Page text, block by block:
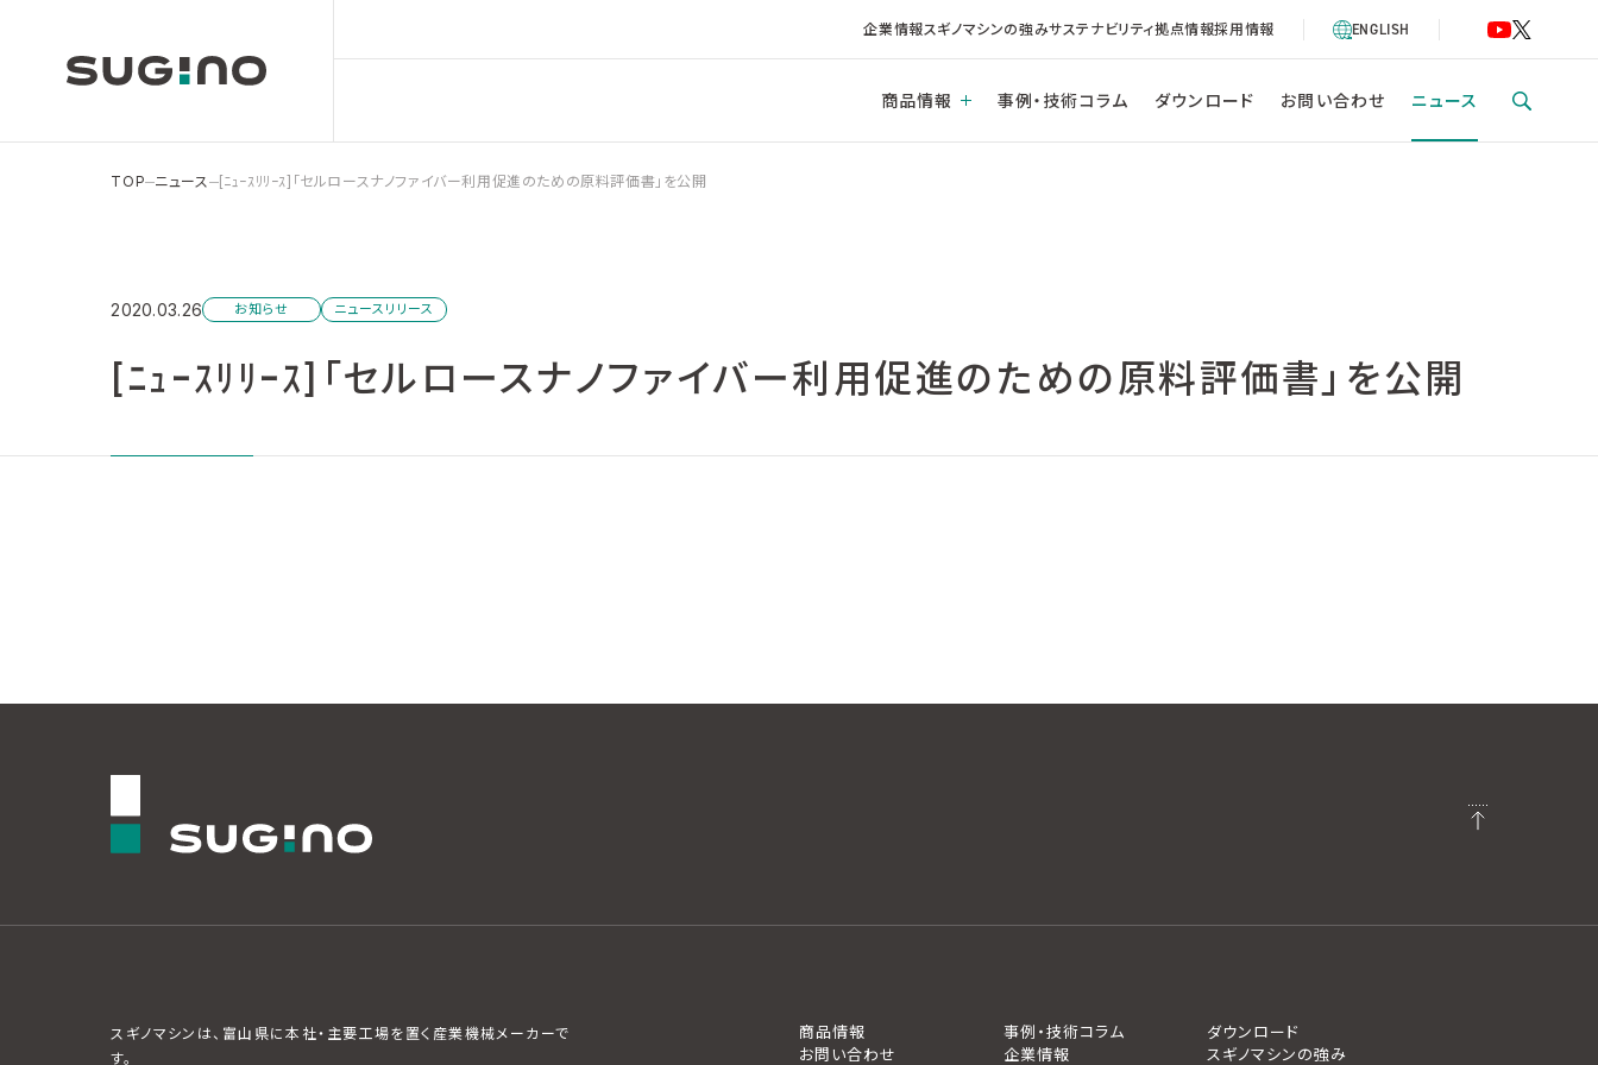
企業情報スギノマシンの強みサステナビリティ拠点情報採用情報 ENGLISH
商品情報 事例・技術コラム ダウンロード お問い合わせ ニュース
TOP ニュース [ﾆｭｰｽﾘﾘｰｽ]「セルロースナノファイバー利用促進のための原料評価書」を公開
2020.03.26 お知らせ ニュースリリース
[ﾆｭｰｽﾘﾘｰｽ]「セルロースナノファイバー利用促進のための原料評価書」を公開
スギノマシンは、富山県に本社・主要工場を置く産業機械メーカーで
す。
商品情報 事例・技術コラム
ダウンロード
お問い合わせ
企業情報 スギノマシンの強み